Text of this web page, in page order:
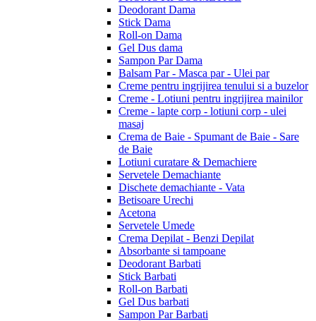
Deodorant Dama
Stick Dama
Roll-on Dama
Gel Dus dama
Sampon Par Dama
Balsam Par - Masca par - Ulei par
Creme pentru ingrijirea tenului si a buzelor
Creme - Lotiuni pentru ingrijirea mainilor
Creme - lapte corp - lotiuni corp - ulei
masaj
Crema de Baie - Spumant de Baie - Sare
de Baie
Lotiuni curatare & Demachiere
Servetele Demachiante
Dischete demachiante - Vata
Betisoare Urechi
Acetona
Servetele Umede
Crema Depilat - Benzi Depilat
Absorbante si tampoane
Deodorant Barbati
Stick Barbati
Roll-on Barbati
Gel Dus barbati
Sampon Par Barbati